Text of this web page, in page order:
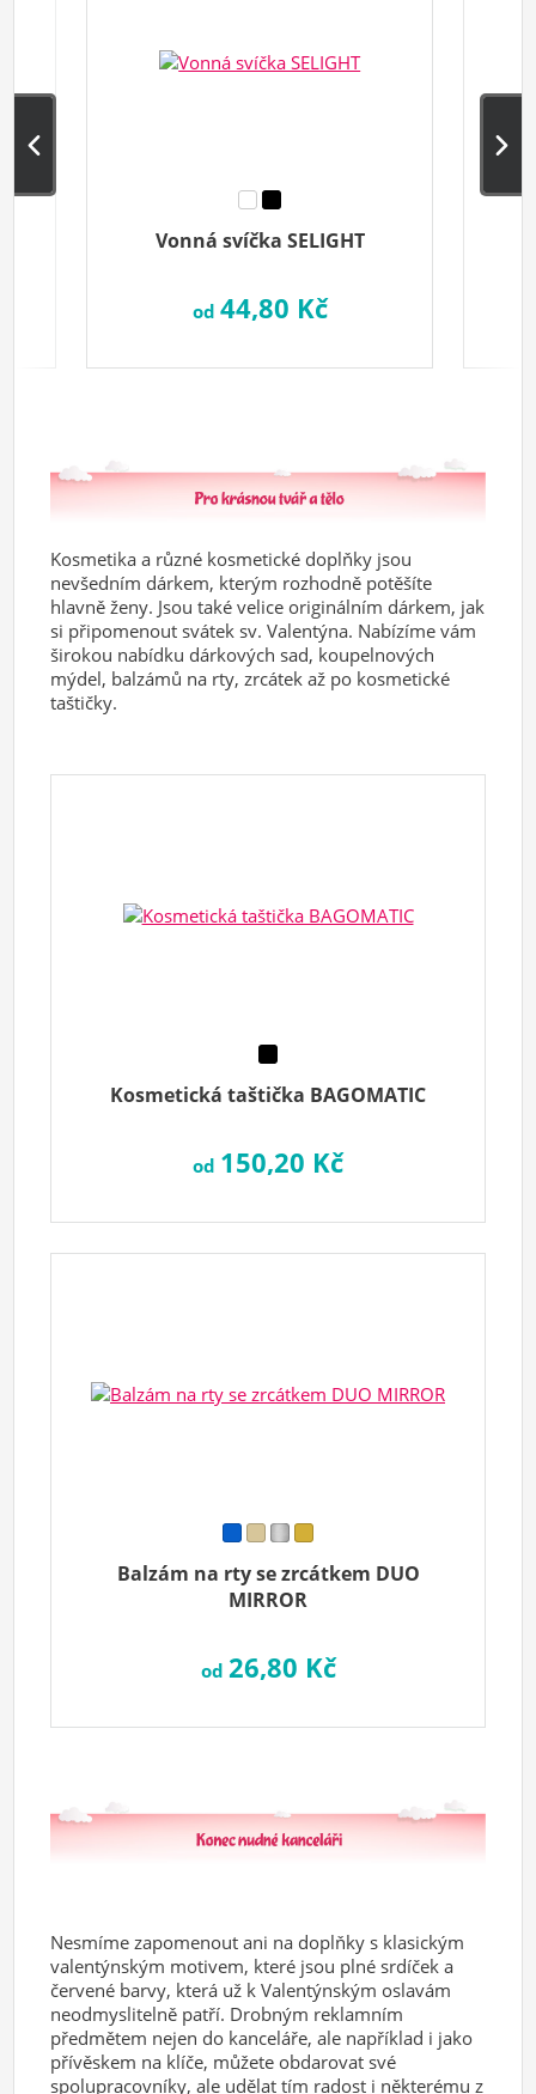
Vonná svíčka SELIGHT
od 44,80 Kč
Kosmetika a různé kosmetické doplňky jsou
nevšedním dárkem, kterým rozhodně potěšíte
hlavně ženy. Jsou také velice originálním dárkem, jak
si připomenout svátek sv. Valentýna. Nabízíme vám
širokou nabídku dárkových sad, koupelnových
mýdel, balzámů na rty, zrcátek až po kosmetické
taštičky.
Kosmetická taštička BAGOMATIC
od 150,20 Kč
Balzám na rty se zrcátkem DUO
MIRROR
od 26,80 Kč
Nesmíme zapomenout ani na doplňky s klasickým
valentýnským motivem, které jsou plné srdíček a
červené barvy, která už k Valentýnským oslavám
neodmyslitelně patří. Drobným reklamním
předmětem nejen do kanceláře, ale například i jako
přívěskem na klíče, můžete obdarovat své
spolupracovníky, ale udělat tím radost i některému z